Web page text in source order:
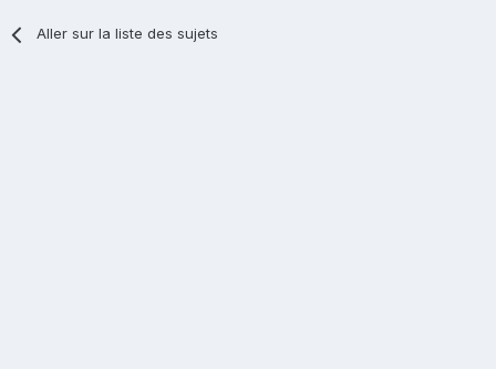
Aller sur la liste des sujets